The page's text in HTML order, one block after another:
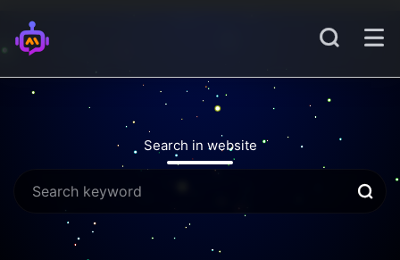
Search in website